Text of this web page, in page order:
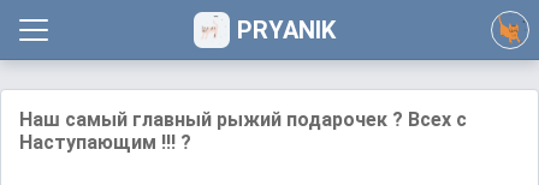
PRYANIK
Наш самый главный рыжий подарочек ? Всех с
Наступающим !!! ?